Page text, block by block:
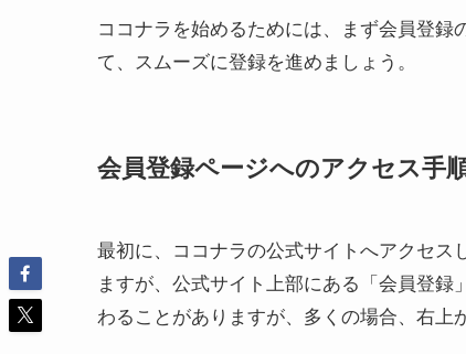
ココナラを始めるためには、まず会員登録
て、スムーズに登録を進めましょう。
会員登録ページへのアクセス手
最初に、ココナラの公式サイトへアクセス
ますが、公式サイト上部にある「会員登
わることがありますが、多くの場合、右上